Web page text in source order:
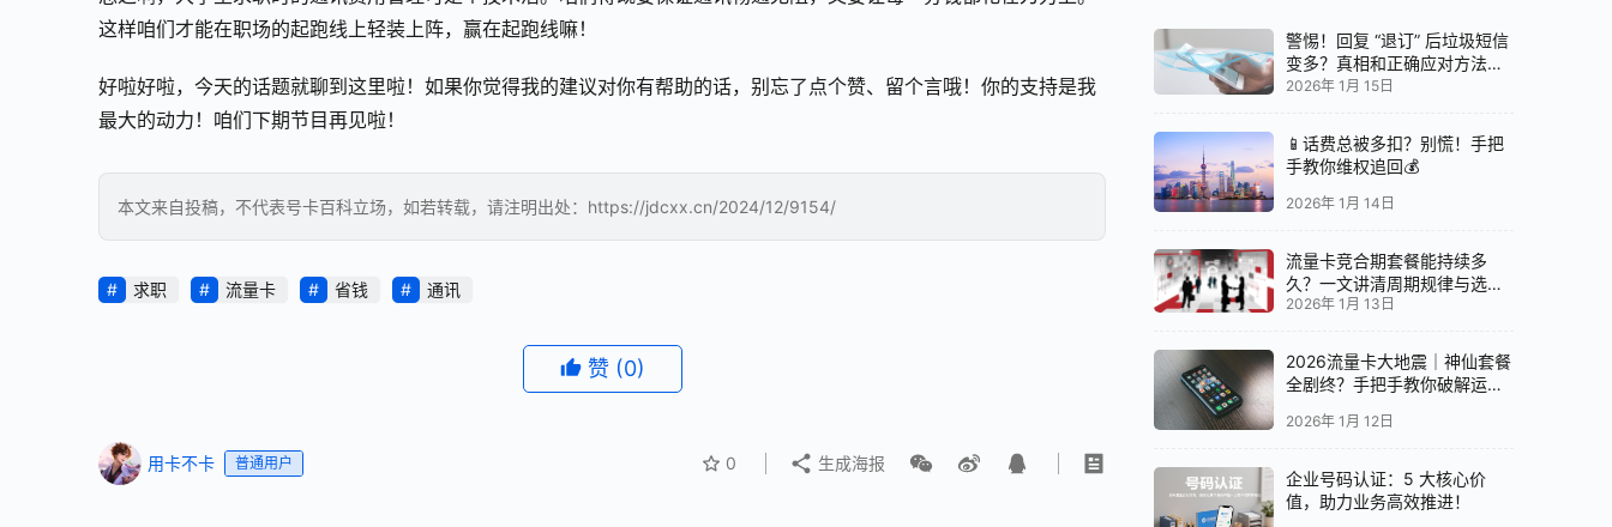
这样咱们才能在职场的起跑线上轻装上阵，赢在起跑线嘛！
好啦好啦，今天的话题就聊到这里啦！如果你觉得我的建议对你有帮助的话，别忘了点个赞、留个言哦！你的支持是我
最大的动力！咱们下期节目再见啦！
本文来自投稿，不代表号卡百科立场，如若转载，请注明出处：https://jdcxx.cn/2024/12/9154/
求职 流量卡 省钱 通讯
赞 (0)
用卡不卡 普通用户 0 生成海报
警惕！回复 “退订” 后垃圾短信
变多？真相和正确应对方法都
在这
2026年 1月 15日
📱话费总被多扣？别慌！手把
手教你维权追回💰
2026年 1月 14日
流量卡竞合期套餐能持续多
久？一文讲清周期规律与选卡
时机
2026年 1月 13日
2026流量卡大地震｜神仙套餐
全剧终？手把手教你破解运营
2026年 1月 12日
企业号码认证：5 大核心价
值，助力业务高效推进！